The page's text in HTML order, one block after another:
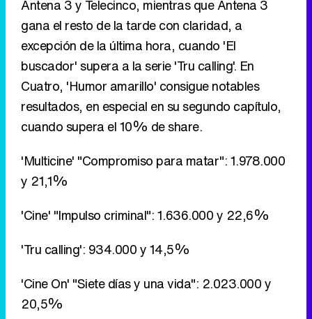
resultados, en especial en su segundo capítulo,
cuando supera el 10% de share.
'Multicine' "Compromiso para matar": 1.978.000
y 21,1%
'Cine' "Impulso criminal": 1.636.000 y 22,6%
'Tru calling': 934.000 y 14,5%
'Cine On' "Siete días y una vida": 2.023.000 y
20,5%
'Cine On 2' "La decisión de Sidney": 1.154.000 y
'El buscador': 1.125.000 y 17,4%